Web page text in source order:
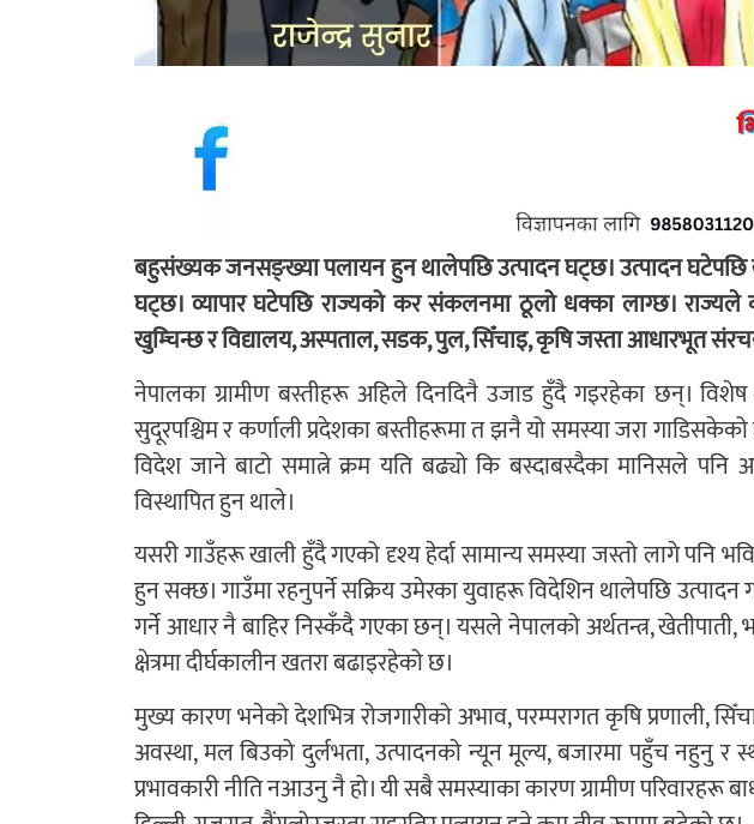
बहुसंख्यक जनसङ्ख्या पलायन हुन थालेपछि उत्पादन घट्छ। उत्पादन
घट्छ। व्यापार घटेपछि राज्यको कर संकलनमा ठूलो धक्का लाग्छ।
खुम्चिन्छ र विद्यालय, अस्पताल, सडक, पुल, सिँचाइ, कृषि जस्ता आधारभूत
नेपालका ग्रामीण बस्तीहरू अहिले दिनदिनै उजाड हुँदै गइरहेका छन्। विशेष
सुदूरपश्चिम र कर्णाली प्रदेशका बस्तीहरूमा त झनै यो समस्या जरा
विदेश जाने बाटो समात्ने क्रम यति बढ्यो कि बस्दाबस्दैका मानिसले
विस्थापित हुन थाले।
यसरी गाउँहरू खाली हुँदै गएको दृश्य हेर्दा सामान्य समस्या जस्तो लागे पनि
हुन सक्छ। गाउँमा रहनुपर्ने सक्रिय उमेरका युवाहरू विदेशिन थालेपछि उत्पादन
गर्ने आधार नै बाहिर निस्कँदै गएका छन्। यसले नेपालको अर्थतन्त्र, खेतीपाती,
क्षेत्रमा दीर्घकालीन खतरा बढाइरहेको छ।
मुख्य कारण भनेको देशभित्र रोजगारीको अभाव, परम्परागत कृषि प्रणाली,
अवस्था, मल बिउको दुर्लभता, उत्पादनको न्यून मूल्य, बजारमा पहुँच नहुनु र
प्रभावकारी नीति नआउनु नै हो। यी सबै समस्याका कारण ग्रामीण परिवारहरू